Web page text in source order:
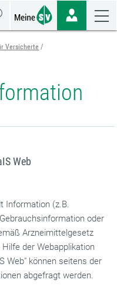
Versicherte
Web
Information (z.B.
oder
Arzneimittelgesetz
der Webapplikation
Web" können seitens der
abgefragt werden.